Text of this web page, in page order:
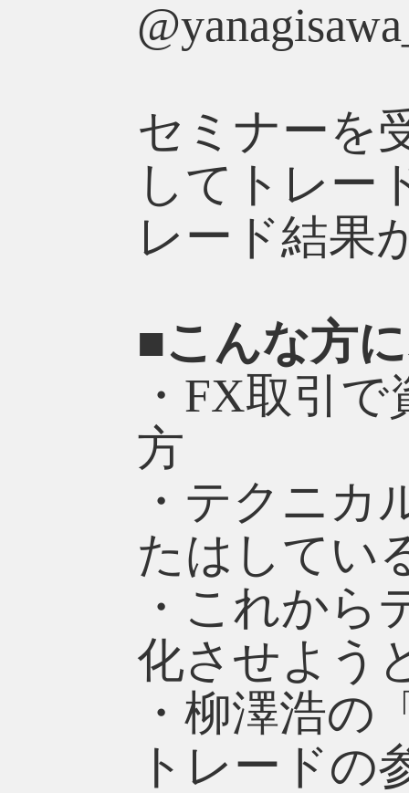
セミナーを
してトレー
レード結果
■こんな方
・FX取引
方
・テクニカ
たはしてい
・これから
化させよう
・柳澤浩の
トレードの